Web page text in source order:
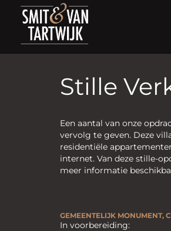
Stille
Een aantal van onze
vervolg te geven. Deze
residentiële
internet. Van deze stille-
meer informatie
GEMEENTELIJK MONUMENT,
In voorbereiding: